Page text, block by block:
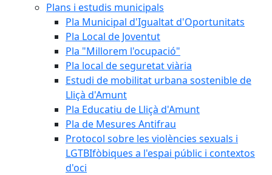
Plans i estudis municipals
Pla Municipal d'Igualtat d'Oportunitats
Pla Local de Joventut
Pla "Millorem l'ocupació"
Pla local de seguretat viària
Estudi de mobilitat urbana sostenible de
Lliçà d'Amunt
Pla Educatiu de Lliçà d'Amunt
Pla de Mesures Antifrau
Protocol sobre les violències sexuals i
LGTBIfòbiques a l'espai públic i contextos
d'oci